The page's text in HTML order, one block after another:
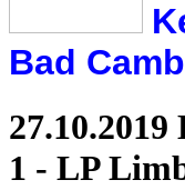
Bad
1 - LP